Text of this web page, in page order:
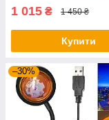
1 015 ₴ 1 450 ₴
Купити
–30%